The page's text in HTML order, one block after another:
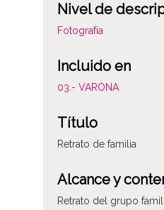
Nivel de
Fotografía
Incluido en
03.- VARONA
Título
Retrato de familia
Alcance y
Retrato del grupo